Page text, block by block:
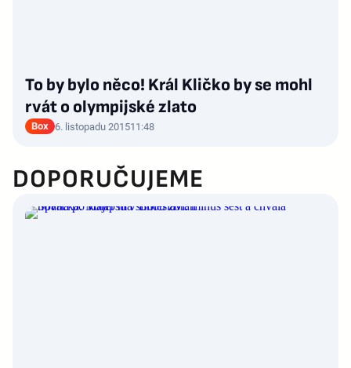
To by bylo něco! Král Kličko by se mohl
rvát o olympijské zlato
Box 6. listopadu 201511:48
DOPORUČUJEME